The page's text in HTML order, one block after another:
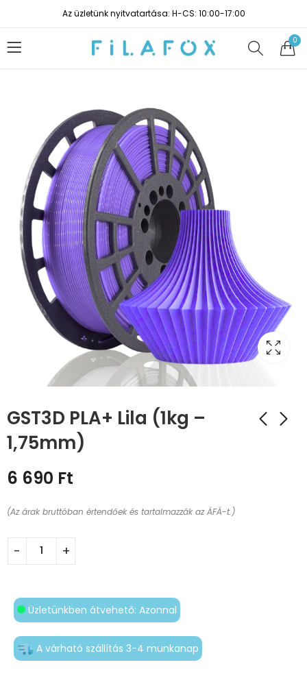
Az üzletünk nyitvatartása: H-CS: 10:00-17:00
0
GST3D PLA+ Lila (1kg –
1,75mm)
6 690 Ft
(Az árak bruttóban értendőek és tartalmazzák az ÁFÁ-t.)
Üzletünkben átvehető: Azonnal
A várható szállítás 3-4 munkanap